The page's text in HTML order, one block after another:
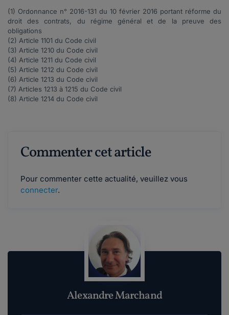
(1) Ordonnance n° 2016-131 du 10 février 2016 portant réforme du
droit des contrats, du régime général et de la preuve des
obligations
(2) Article 1101 du Code civil
(3) Article 1210 du Code civil
(4) Article 1211 du Code civil
(5) Article 1212 du Code civil
(6) Article 1213 du Code civil
(7) Articles 1213 à 1215 du Code civil
(8) Article 1214 du Code civil
Commenter cet article
Pour commenter cette actualité, veuillez vous
connecter.
Alexandre Marchand